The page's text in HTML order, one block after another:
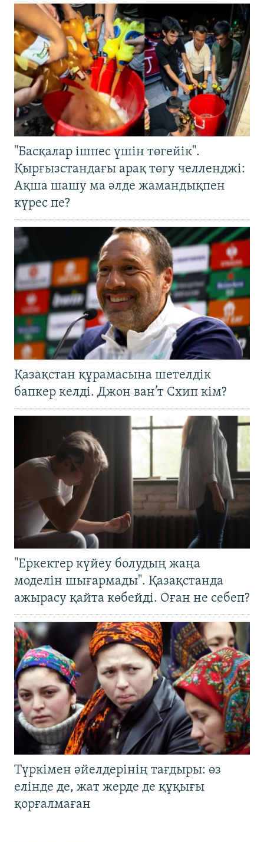
"Басқалар ішпес үшін төгейік".
Қырғызстандағы арақ төгу челленджі:
Ақша шашу ма әлде жамандықпен
күрес пе?
Қазақстан құрамасына шетелдік
бапкер келді. Джон ван’т Схип кім?
"Еркектер күйеу болудың жаңа
моделін шығармады". Қазақстанда
ажырасу қайта көбейді. Оған не себеп?
Түркімен әйелдерінің тағдыры: өз
елінде де, жат жерде де құқығы
қорғалмаған